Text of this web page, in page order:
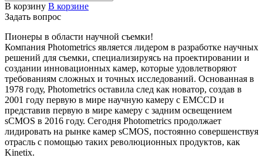
В корзину В корзине
Задать вопрос
Пионеры в области научной съемки!
Компания Photometrics является лидером в разработке научных
решений для съемки, специализируясь на проектировании и
создании инновационных камер, которые удовлетворяют
требованиям сложных и точных исследований. Основанная в
1978 году, Photometrics оставила след как новатор, создав в
2001 году первую в мире научную камеру с EMCCD и
представив первую в мире камеру с задним освещением
sCMOS в 2016 году. Сегодня Photometrics продолжает
лидировать на рынке камер sCMOS, постоянно совершенствуя
отрасль с помощью таких революционных продуктов, как
Kinetix.